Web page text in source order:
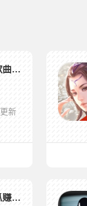
缪斯计划全歌曲解锁版
更新
小芝麻大西瓜赚钱版